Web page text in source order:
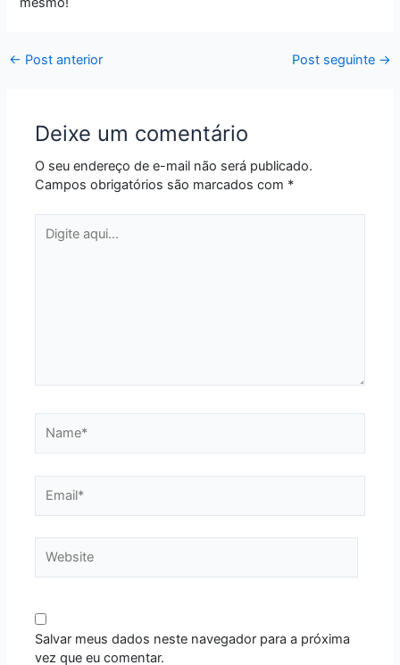
← Post anterior Post seguinte →
Deixe um comentário
O seu endereço de e-mail não será publicado.
Campos obrigatórios são marcados com *
aqui...
Salvar meus dados neste navegador para a próxima
vez que eu comentar.